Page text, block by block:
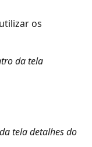
os
da tela
tela detalhes do